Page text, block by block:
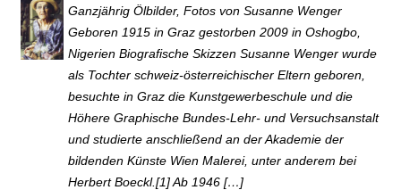
Ganzjährig Ölbilder, Fotos von Susanne Wenger
Geboren 1915 in Graz gestorben 2009 in Oshogbo,
Nigerien Biografische Skizzen Susanne Wenger wurde
als Tochter schweiz-österreichischer Eltern geboren,
besuchte in Graz die Kunstgewerbeschule und die
Höhere Graphische Bundes-Lehr- und Versuchsanstalt
und studierte anschließend an der Akademie der
bildenden Künste Wien Malerei, unter anderem bei
Herbert Boeckl.[1] Ab 1946 […]